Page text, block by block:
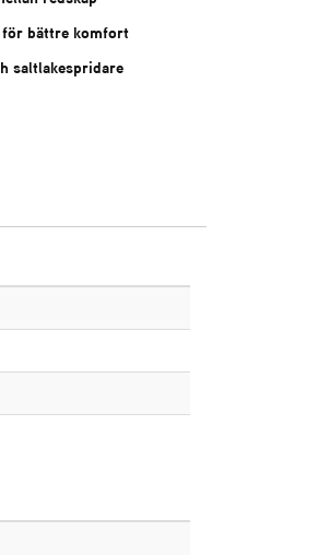
för bättre komfort
saltlakespridare